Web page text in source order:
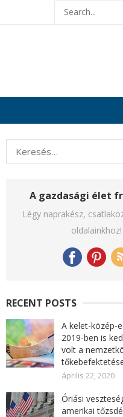
Keresés:
A gazdasági élet
Légy naprakész,
oldalainkhoz!
RECENT POSTS
A kelet-közép-
2019-ben is
volt a
április 22, 2020
Óriási
amerikai